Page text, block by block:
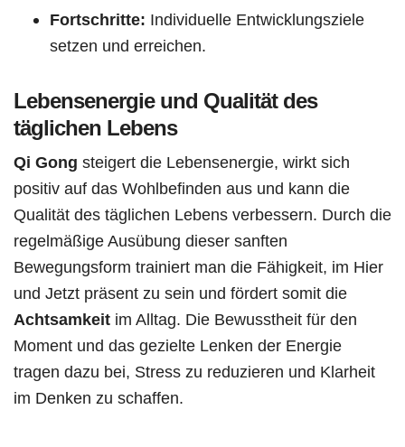
Fortschritte: Individuelle Entwicklungsziele
setzen und erreichen.
Lebensenergie und Qualität des
täglichen Lebens
Qi Gong steigert die Lebensenergie, wirkt sich
positiv auf das Wohlbefinden aus und kann die
Qualität des täglichen Lebens verbessern. Durch die
regelmäßige Ausübung dieser sanften
Bewegungsform trainiert man die Fähigkeit, im Hier
und Jetzt präsent zu sein und fördert somit die
Achtsamkeit im Alltag. Die Bewusstheit für den
Moment und das gezielte Lenken der Energie
tragen dazu bei, Stress zu reduzieren und Klarheit
im Denken zu schaffen.